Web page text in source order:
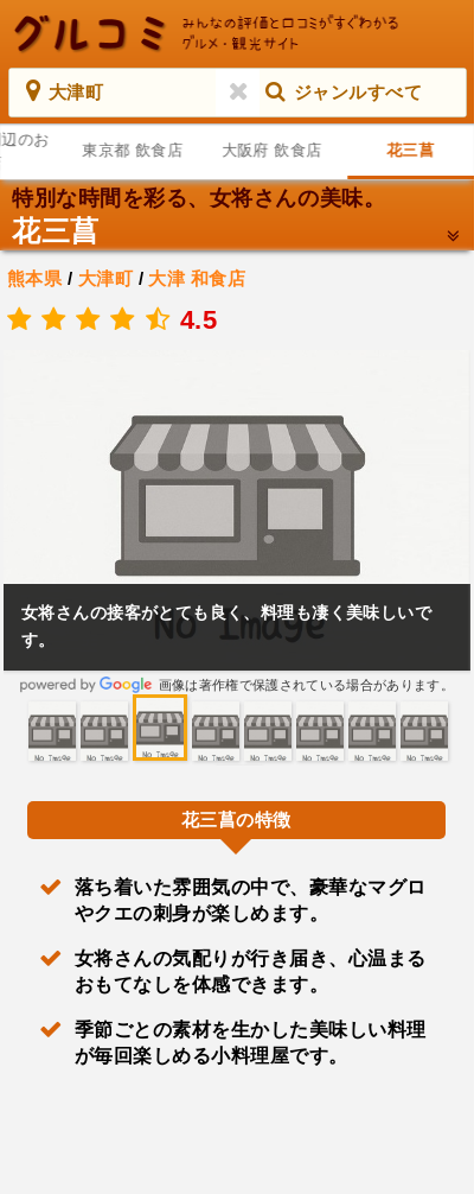
大津町 ジャンルすべて
のお
東京都 飲食店 大阪府 飲食店 花三菖
特別な時間を彩る、女将さんの美味。
花三菖
熊本県 / 大津町/ 大津 和食店
4.5
女将さんの接客がとても良く、料理も凄く美味しいで
す。
画像は著作権で保護されている場合があります。
花三菖の特徴
落ち着いた雰囲気の中で、豪華なマグロ
やクエの刺身が楽しめます。
女将さんの気配りが行き届き、心温まる
おもてなしを体感できます。
季節ごとの素材を生かした美味しい料理
が毎回楽しめる小料理屋です。